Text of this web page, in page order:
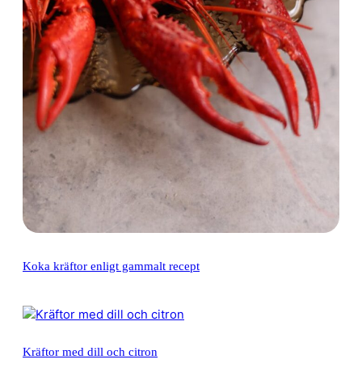
Koka kräftor enligt gammalt recept
Kräftor med dill och citron